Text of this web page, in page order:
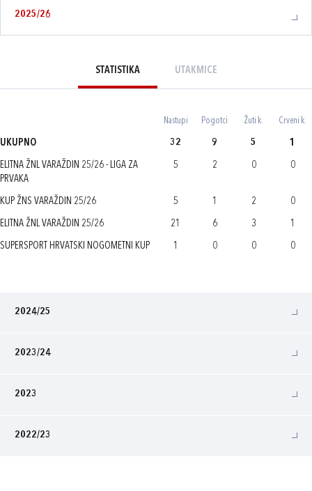
2025/26
STATISTIKA UTAKMICE
Nastupi Pogotci Žuti k. Crveni k.
UKUPNO 32 9 5 1
ELITNA ŽNL VARAŽDIN 25/26 - LIGA ZA
PRVAKA
5 2 0 0
KUP ŽNS VARAŽDIN 25/26 5 1 2 0
ELITNA ŽNL VARAŽDIN 25/26 21 6 3 1
SUPERSPORT HRVATSKI NOGOMETNI KUP 1 0 0 0
2024/25
2023/24
2023
2022/23